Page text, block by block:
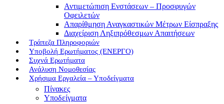
Αντιμετώπιση Ενστάσεων – Προσφυγών
Οφειλετών
Απαρίθμηση Αναγκαστικών Μέτρων Είσπραξης
Διαχείριση Ληξιπρόθεσμων Απαιτήσεων
Τράπεζα Πληροφοριών
Υποβολή Ερωτήματος (ΕΝΕΡΓΟ)
Συχνά Ερωτήματα
Ανάλυση Νομοθεσίας
Χρήσιμα Εργαλεία – Υποδείγματα
Πίνακες
Υποδείγματα